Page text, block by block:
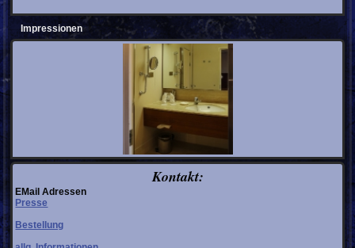
Impressionen
Kontakt:
EMail Adressen
Presse
Bestellung